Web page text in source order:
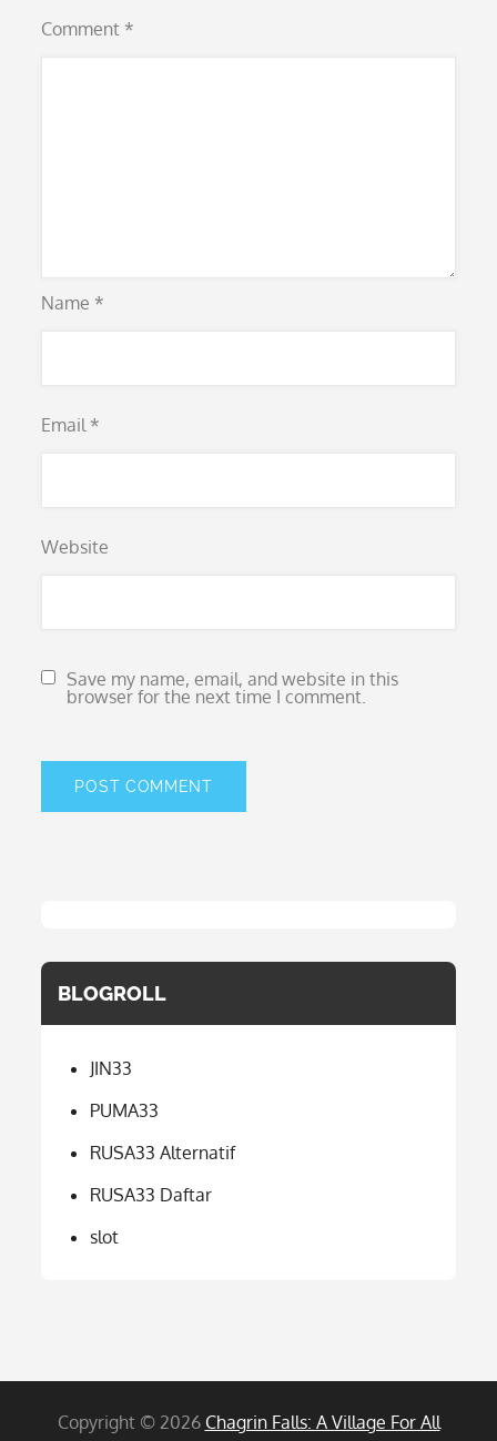
Comment *
Name *
Email *
Website
Save my name, email, and website in this
browser for the next time I comment.
BLOGROLL
JIN33
PUMA33
RUSA33 Alternatif
RUSA33 Daftar
slot
Copyright © 2026 Chagrin Falls: A Village For All